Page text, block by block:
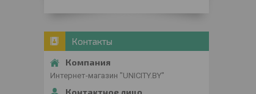
Контакты
Интернет-магазин "UNICITY.BY"